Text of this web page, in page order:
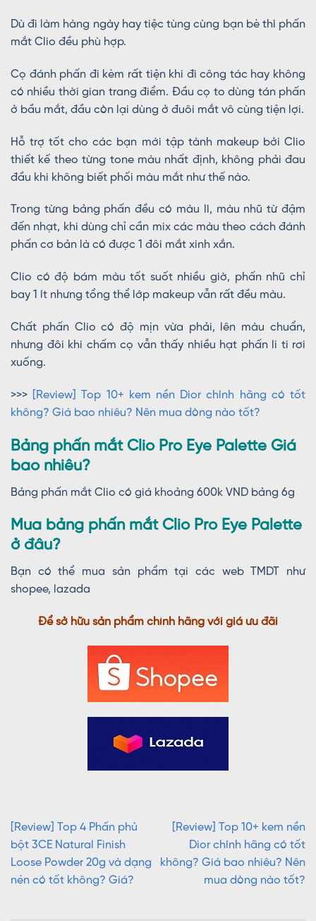
Dù đi làm hàng ngày hay tiệc tùng cùng bạn bè thì phấn
mắt Clio đều phù hợp.
Cọ đánh phấn đi kèm rất tiện khi đi công tác hay không
có nhiều thời gian trang điểm. Đầu cọ to dùng tán phấn
ở bầu mắt, đầu còn lại dùng ở đuôi mắt vô cùng tiện lợi.
Hỗ trợ tốt cho các bạn mới tập tành makeup bởi Clio
thiết kế theo từng tone màu nhất định, không phải đau
đầu khi không biết phối màu mắt như thế nào.
Trong từng bảng phấn đều có màu lì, màu nhũ từ đậm
đến nhạt, khi dùng chỉ cần mix các màu theo cách đánh
phấn cơ bản là có được 1 đôi mắt xinh xắn.
Clio có độ bám màu tốt suốt nhiều giờ, phấn nhũ chỉ
bay 1 ít nhưng tổng thể lớp makeup vẫn rất đều màu.
Chất phấn Clio có độ mịn vừa phải, lên màu chuẩn,
nhưng đôi khi chấm cọ vẫn thấy nhiều hạt phấn li ti rơi
xuống.
>>>
[Review] Top 10+ kem nền Dior chính hãng có tốt
không? Giá bao nhiêu? Nên mua dòng nào tốt?
Bảng phấn mắt Clio Pro Eye Palette Giá
bao nhiêu?
Bảng phấn mắt Clio có giá khoảng 600k VND bảng 6g
Mua bảng phấn mắt Clio Pro Eye Palette
ở đâu?
Bạn có thể mua sản phẩm tại các web TMDT như
shopee, lazada
Để sở hữu sản phẩm chính hãng với giá ưu đãi
[Review] Top 4 Phấn phủ
bột 3CE Natural Finish
Loose Powder 20g và dạng
nén có tốt không? Giá?
[Review] Top 10+ kem nền
Dior chính hãng có tốt
không? Giá bao nhiêu? Nên
mua dòng nào tốt?